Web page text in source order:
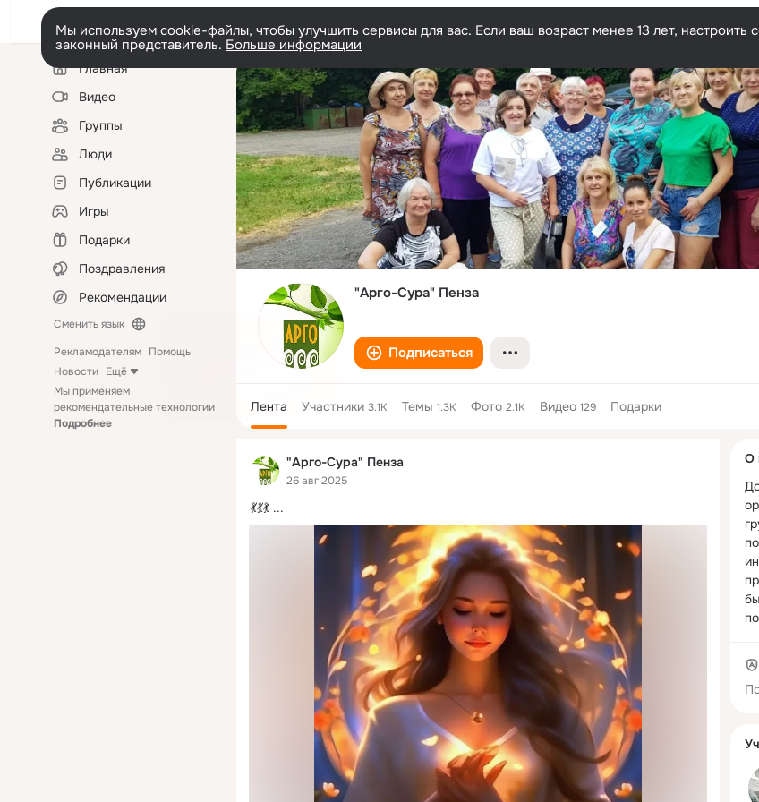
Мы используем cookie-файлы, чтобы улучшить сервисы для вас. Если ваш возраст менее 13 лет,
законный представитель. Больше информации
Левая
колонкаГлавная
Видео
Группы
Люди
Публикации
Игры
Подарки
Поздравления
Рекомендации
Сменить язык
Рекламодателям Помощь
Новости Ещё
Мы применяем
рекомендательные технологии
Подробнее
"Арго-Сура" Пенза
Подписаться
Лента Участники 3.1K Темы 1.3K Фото 2.1K Видео 129 Подарки
"Арго-Сура" Пенза
26 авг 2025
💃💃💃 ...
О